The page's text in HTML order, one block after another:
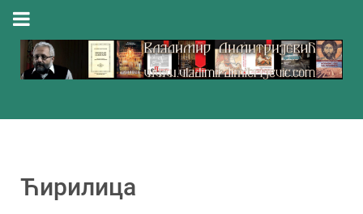
Ћирилица